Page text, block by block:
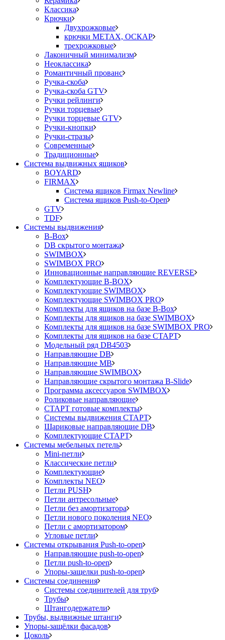
Классика
Крючки
Двухрожковые
крючки METAX, ОСКАР
трехрожковые
Лаконичный минимализм
Неоклассика
Романтичный прованс
Ручка-скоба
Ручка-скоба GTV
Ручки рейлинги
Ручки торцевые
Ручки торцевые GTV
Ручки-кнопки
Ручки-стразы
Современные
Традиционные
Система выдвижных ящиков
BOYARD
FIRMAX
Система ящиков Firmax Newline
Система ящиков Push-to-Open
GTV
TDF
Системы выдвижения
B-Box
DB скрытого монтажа
SWIMBOX
SWIMBOX PRO
Инновационные направляющие REVERSE
Комплектующие B-BOX
Комплектующие SWIMBOX
Комплектующие SWIMBOX PRO
Комплекты для ящиков на базе B-Box
Комплекты для ящиков на базе SWIMBOX
Комплекты для ящиков на базе SWIMBOX PRO
Комплекты для ящиков на базе СТАРТ
Модельный ряд DB4503
Направляющие DB
Направляющие MB
Направляющие SWIMBOX
Направляющие скрытого монтажа B-Slide
Программа аксессуаров SWIMBOX
Роликовые направляющие
СТАРТ готовые комплекты
Системы выдвижения СТАРТ
Шариковые направляющие DB
Комплектующие СТАРТ
Системы мебельных петель
Mini-петли
Классические петли
Комплектующие
Комплекты NEO
Петли PUSH
Петли антресольные
Петли без амортизатора
Петли нового поколения NEO
Петли с амортизатором
Угловые петли
Системы открывания Push-to-open
Направляющие push-to-open
Петли push-to-open
Упоры-защелки push-to-open
Системы соединения
Системы соединителей для труб
Трубы
Штангодержатели
Трубы, выдвижные штанги
Упоры-защёлки фасадов
Цоколь